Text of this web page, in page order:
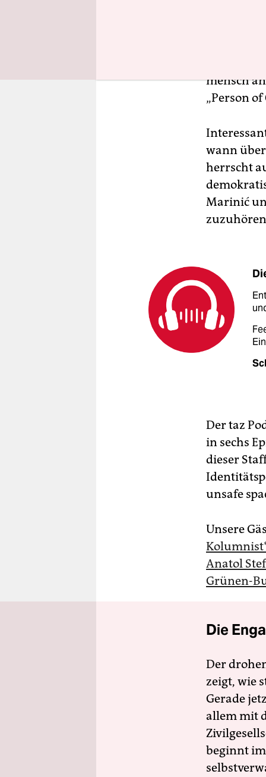
deutsche
mensch
„Person
wann
herrscht
Marinić
Der taz
in sechs
dieser
unsafe
Unsere
Anatol
Grünen-
Die
Der
zeigt, wie
Gerade
allem mit
beginnt